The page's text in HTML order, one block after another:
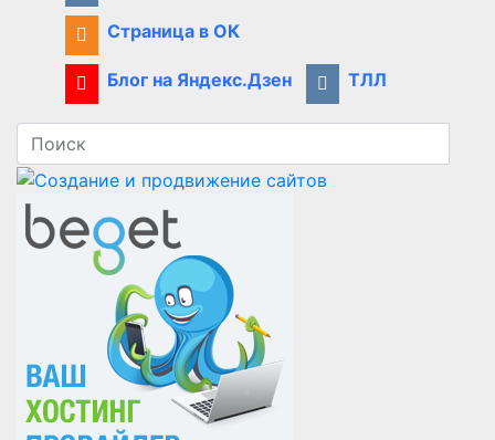
Страница в ОК
Блог на Яндекс.Дзен ТЛЛ